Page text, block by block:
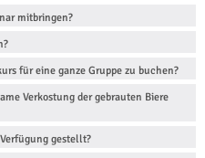
mitbringen?
für eine ganze Gruppe zu buchen?
Verkostung der gebrauten Biere
gestellt?